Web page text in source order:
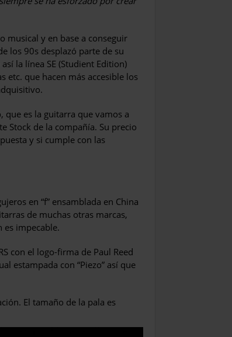
musical y en base a conseguir
los 90s desplazó parte de su
la línea SE (Studient Edition)
etc. que hacen más accesible los
que es la guitarra que vamos a
Stock de la compañía. Su precio
y si cumple con las
en “f” ensamblada en China
de muchas otras marcas,
es impecable.
con el logo-firma de Paul Reed
estampada con “Piezo” así que
El tamaño de la pala es